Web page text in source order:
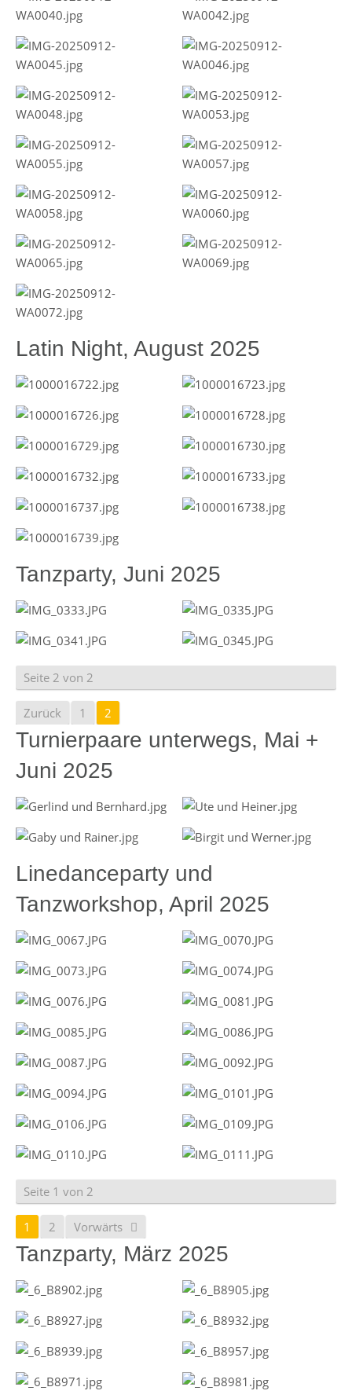
Latin Night, August 2025
Tanzparty, Juni 2025
Seite 2 von 2
Zurück 1 2
Turnierpaare unterwegs, Mai +
Juni 2025
Linedanceparty und
Tanzworkshop, April 2025
Seite 1 von 2
1 2 Vorwärts
Tanzparty, März 2025